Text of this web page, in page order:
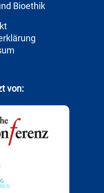
Bioethik
von: